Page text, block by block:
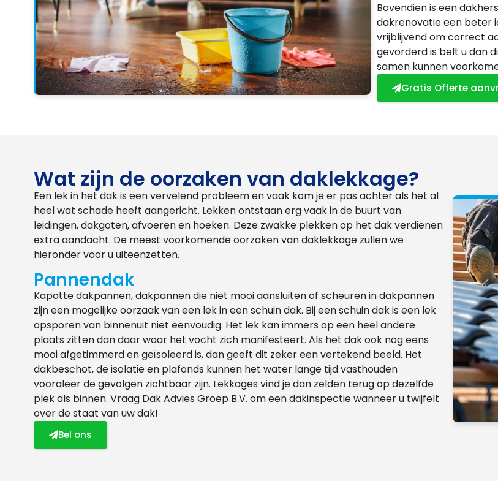
Bovendien is een
dakrenovatie een beter
vrijblijvend om correct
gevorderd is belt u dan
samen kunnen
Gratis Offerte
Wat zijn de oorzaken van daklekkage?
Een lek in het dak is een vervelend probleem en vaak kom je er pas achter als het al
heel wat schade heeft aangericht. Lekken ontstaan erg vaak in de buurt van
leidingen, dakgoten, afvoeren en hoeken. Deze zwakke plekken op het dak verdienen
extra aandacht. De meest voorkomende oorzaken van daklekkage zullen we
hieronder voor u uiteenzetten.
Pannendak
Kapotte dakpannen, dakpannen die niet mooi aansluiten of scheuren in dakpannen
zijn een mogelijke oorzaak van een lek in een schuin dak. Bij een schuin dak is een lek
opsporen van binnenuit niet eenvoudig. Het lek kan immers op een heel andere
plaats zitten dan daar waar het vocht zich manifesteert. Als het dak ook nog eens
mooi afgetimmerd en geïsoleerd is, dan geeft dit zeker een vertekend beeld. Het
dakbeschot, de isolatie en plafonds kunnen het water lange tijd vasthouden
vooraleer de gevolgen zichtbaar zijn. Lekkages vind je dan zelden terug op dezelfde
plek als binnen. Vraag Dak Advies Groep B.V. om een dakinspectie wanneer u twijfelt
over de staat van uw dak!
Bel ons